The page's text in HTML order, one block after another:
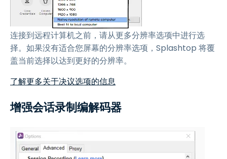
连接到远程计算机之前，请从更多分辨率选项中进行选
择。如果没有适合您屏幕的分辨率选项，Splashtop 将覆
盖当前选择以达到更好的分辨率。
了解更多关于决议选项的信息
增强会话录制编解码器